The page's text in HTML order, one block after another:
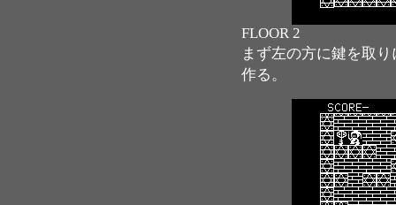
FLOOR 2
まず左の方に鍵を取
作る。